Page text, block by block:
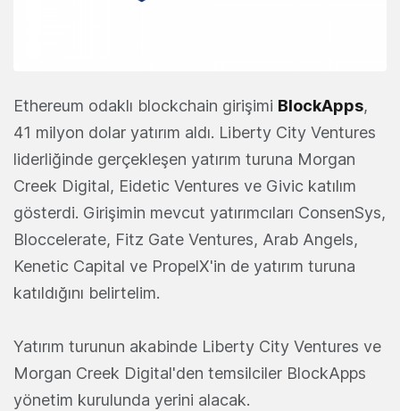
Ethereum odaklı blockchain girişimi BlockApps,
41 milyon dolar yatırım aldı. Liberty City Ventures
liderliğinde gerçekleşen yatırım turuna Morgan
Creek Digital, Eidetic Ventures ve Givic katılım
gösterdi. Girişimin mevcut yatırımcıları ConsenSys,
Bloccelerate, Fitz Gate Ventures, Arab Angels,
Kenetic Capital ve PropelX'in de yatırım turuna
katıldığını belirtelim.
Yatırım turunun akabinde Liberty City Ventures ve
Morgan Creek Digital'den temsilciler BlockApps
yönetim kurulunda yerini alacak.